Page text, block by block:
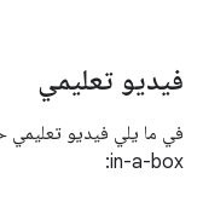
فيديو تعليمي
in-a-box: